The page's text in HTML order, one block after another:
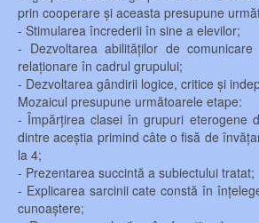
prin cooperare și aceasta presupune
- Stimularea încrederii în sine a elevilor;
- Dezvoltarea abilităților de
relaționare în cadrul grupului;
- Dezvoltarea gândirii logice, critice și
Mozaicul presupune următoarele etape:
- Împărțirea clasei în grupuri eterogene
dintre aceștia primind câte o fisă de
la 4;
- Prezentarea succintă a subiectului tratat;
- Explicarea sarcinii cate constă în
cunoaștere;